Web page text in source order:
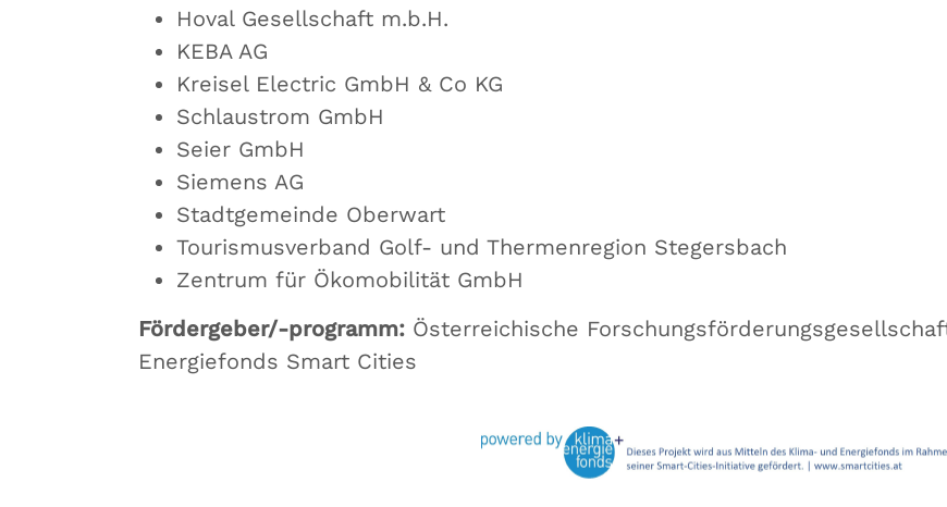
Hoval Gesellschaft m.b.H.
KEBA AG
Kreisel Electric GmbH & Co KG
Schlaustrom GmbH
Seier GmbH
Siemens AG
Stadtgemeinde Oberwart
Tourismusverband Golf- und Thermenregion Stegersbach
Zentrum für Ökomobilität GmbH
Fördergeber/-programm: Österreichische
Energiefonds Smart Cities